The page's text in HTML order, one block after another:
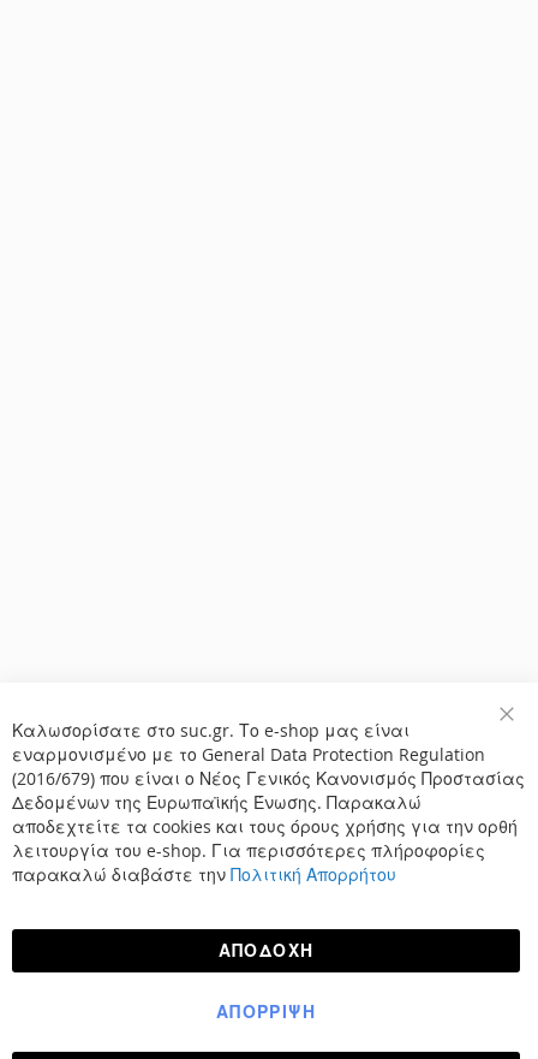
Καλωσορίσατε στο suc.gr. Το e-shop μας είναι
εναρμονισμένο με το General Data Protection Regulation
(2016/679) που είναι ο Νέος Γενικός Κανονισμός Προστασίας
Δεδομένων της Ευρωπαϊκής Ένωσης. Παρακαλώ
αποδεχτείτε τα cookies και τους όρους χρήσης για την ορθή
λειτουργία του e-shop. Για περισσότερες πλήροφορίες
παρακαλώ διαβάστε την Πολιτική Απορρήτου
ΑΠΟΔΟΧΉ
ΑΠΌΡΡΙΨΗ